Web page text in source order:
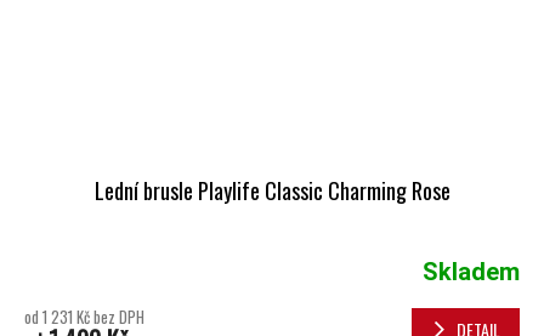
Lední brusle Playlife Classic Charming Rose
Skladem
od 1 231 Kč bez DPH DETAIL